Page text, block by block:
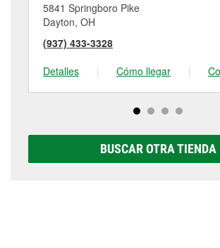
5841 Springboro Pike
Dayton, OH
(937) 433-3328
Detalles
| Cómo llegar |
BUSCAR OTRA TIENDA